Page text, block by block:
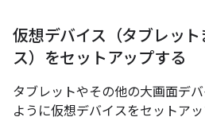
仮想デバイス（タブレッ
ス）をセットアップする
タブレットやその他の大画面デ
ように仮想デバイスをセットア